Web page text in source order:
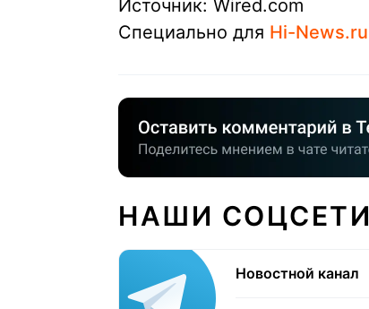
Источник: Wired.com
Специально для Hi-News.ru
НАШИ СОЦСЕТИ
Новостной канал